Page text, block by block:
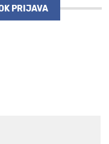
PRIJAVA